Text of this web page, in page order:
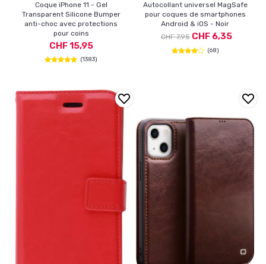
Coque iPhone 11 - Gel
Transparent Silicone Bumper
anti-choc avec protections
pour coins
CHF 15,95
(1383)
Autocollant universel MagSafe
pour coques de smartphones
Android & iOS - Noir
CHF 7,95 CHF 6,35
(68)